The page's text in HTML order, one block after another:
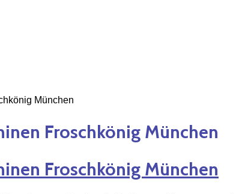
München
Froschkönig München
Froschkönig München